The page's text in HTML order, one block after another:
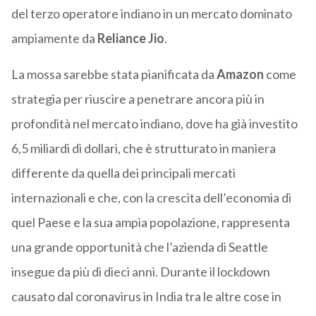
del terzo operatore indiano in un mercato dominato
ampiamente da Reliance Jio.
La mossa sarebbe stata pianificata daAmazon come
strategia per riuscire a penetrare ancora più in
profondità nel mercato indiano, dove ha già investito
6,5 miliardi di dollari, che è strutturato in maniera
differente da quella dei principali mercati
internazionali e che, con la crescita dell’economia di
quel Paese e la sua ampia popolazione, rappresenta
una grande opportunità che l’azienda di Seattle
insegue da più di dieci anni. Durante il lockdown
causato dal coronavirus in India tra le altre cose in